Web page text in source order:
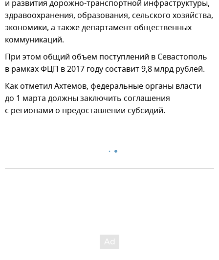
и развития дорожно-транспортной инфраструктуры,
здравоохранения, образования, сельского хозяйства,
экономики, а также департамент общественных
коммуникаций.
При этом общий объем поступлений в Севастополь
в рамках ФЦП в 2017 году составит 9,8 млрд рублей.
Как отметил Ахтемов, федеральные органы власти
до 1 марта должны заключить соглашения
с регионами о предоставлении субсидий.